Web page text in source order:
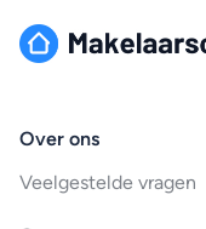
Over ons
Veelgestelde vragen